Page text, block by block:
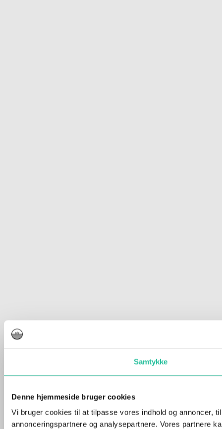
Samtykke
Denne hjemmeside bruger cookies
Vi bruger cookies til at tilpasse vores indhold og annoncer,
annonceringspartnere og analysepartnere. Vores partnere